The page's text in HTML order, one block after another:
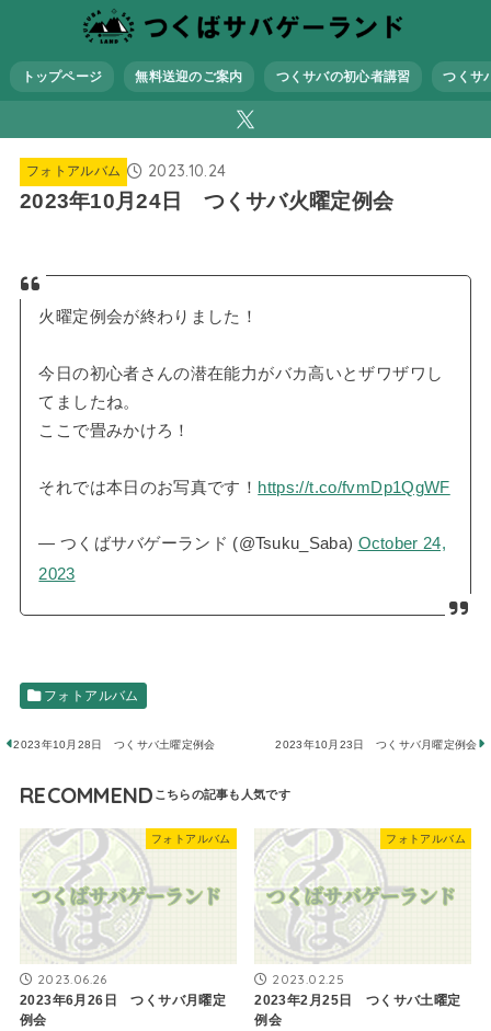
トップページ 無料送迎のご案内 つくサバの初心者講習 つくサ
フォトアルバム 2023.10.24
2023年10月24日 つくサバ火曜定例会
火曜定例会が終わりました！
今日の初心者さんの潜在能力がバカ高いとザワザワし
てましたね。
ここで畳みかけろ！
それでは本日のお写真です！ https://t.co/fvmDp1QgWF
— つくばサバゲーランド (@Tsuku_Saba) October 24,
2023
フォトアルバム
2023年10月28日 つくサバ土曜定例会 2023年10月23日 つくサバ月曜定例会
RECOMMEND
フォトアルバム
2023.06.26
2023年6月26日 つくサバ月曜定
例会
フォトアルバム
2023.02.25
2023年2月25日 つくサバ土曜定
例会